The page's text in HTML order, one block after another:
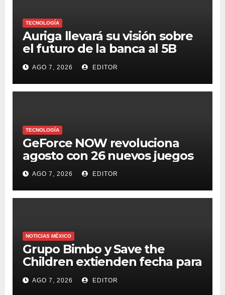
TECNOLOGÍA
Auriga llevará su visión sobre
el futuro de la banca al 5B
Digital Summit 2026
AGO 7, 2026 EDITOR
TECNOLOGÍA
GeForce NOW revoluciona
agosto con 26 nuevos juegos
AGO 7, 2026 EDITOR
NOTICIAS MÉXICO
Grupo Bimbo y Save the
Children extienden fecha para
apoyar a damnificados de
Venezuela
AGO 7, 2026 EDITOR